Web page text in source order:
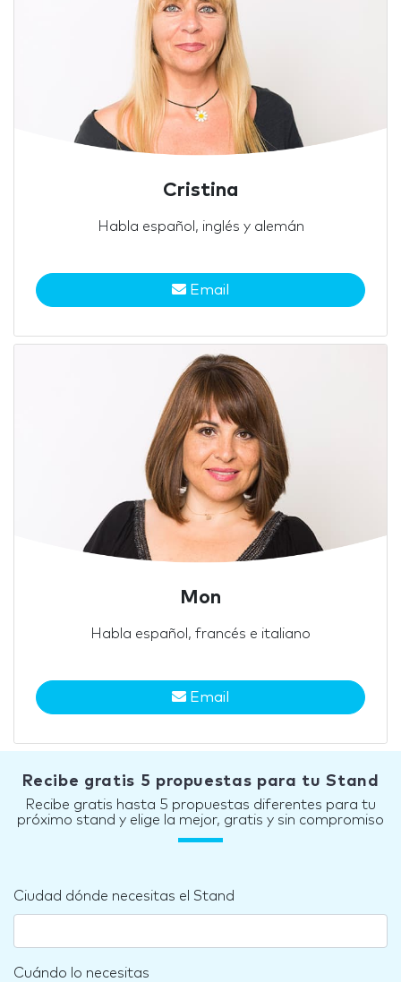
Cristina
Habla español, inglés y alemán
Email
Mon
Habla español, francés e italiano
Email
Recibe gratis 5 propuestas para tu Stand
Recibe gratis hasta 5 propuestas diferentes para tu
próximo stand y elige la mejor, gratis y sin compromiso
Ciudad dónde necesitas el Stand
Cuándo lo necesitas